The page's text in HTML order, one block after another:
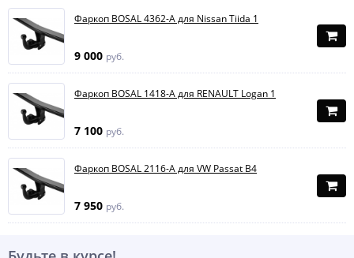
Фаркоп BOSAL 4362-A для Nissan Tiida 1
9 000 руб.
Фаркоп BOSAL 1418-A для RENAULT Logan 1
7 100 руб.
Фаркоп BOSAL 2116-A для VW Passat B4
7 950 руб.